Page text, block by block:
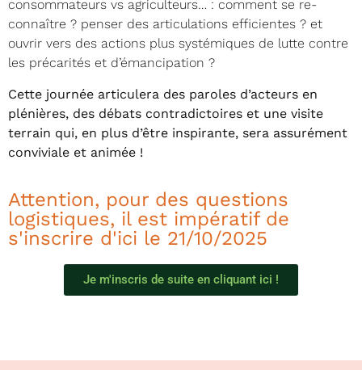
consommateurs vs agriculteurs… : comment se re-
connaître ? penser des articulations efficientes ? et
ouvrir vers des actions plus systémiques de lutte contre
les précarités et d’émancipation ?
Cette journée articulera des paroles d’acteurs en
plénières, des débats contradictoires et une visite
terrain qui, en plus d’être inspirante, sera assurément
conviviale et animée !
Attention, pour des questions
logistiques, il est impératif de
s'inscrire d'ici le 21/10/2025
Je m'inscris de suite en cliquant ici !